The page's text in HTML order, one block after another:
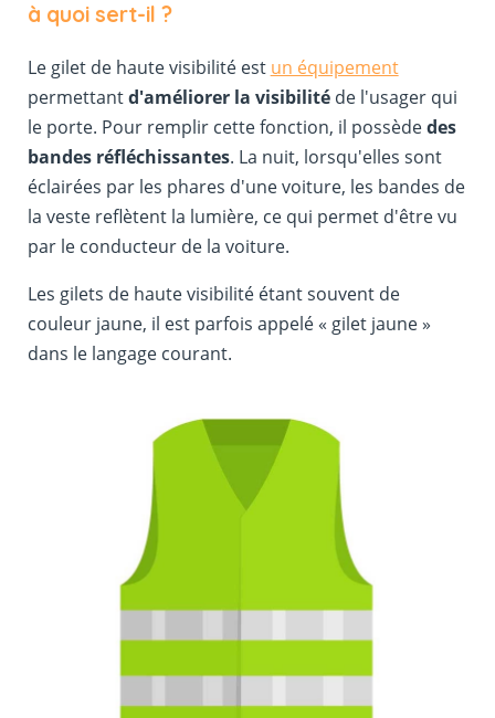
à quoi sert-il ?
Le gilet de haute visibilité est un équipement
permettantd'améliorer la visibilitéde l'usager qui
le porte. Pour remplir cette fonction, il possèdedes
bandes réfléchissantes. La nuit, lorsqu'elles sont
éclairées par les phares d'une voiture, les bandes de
la veste reflètent la lumière, ce qui permet d'être vu
par le conducteur de la voiture.
Les gilets de haute visibilité étant souvent de
couleur jaune, il est parfois appelé « gilet jaune »
dans le langage courant.